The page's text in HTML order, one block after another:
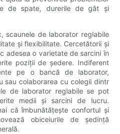
de spate, durerile de gât și
scaunele de laborator reglabile
și flexibilitate. Cercetătorii și
adesea o varietate de sarcini în
poziții de ședere. Indiferent
pe o bancă de laborator,
sau colaborarea cu colegii dintr
de laborator reglabile se pot
medii și sarcini de lucru.
că îmbunătățește confortul și
obiceiurile de ședință